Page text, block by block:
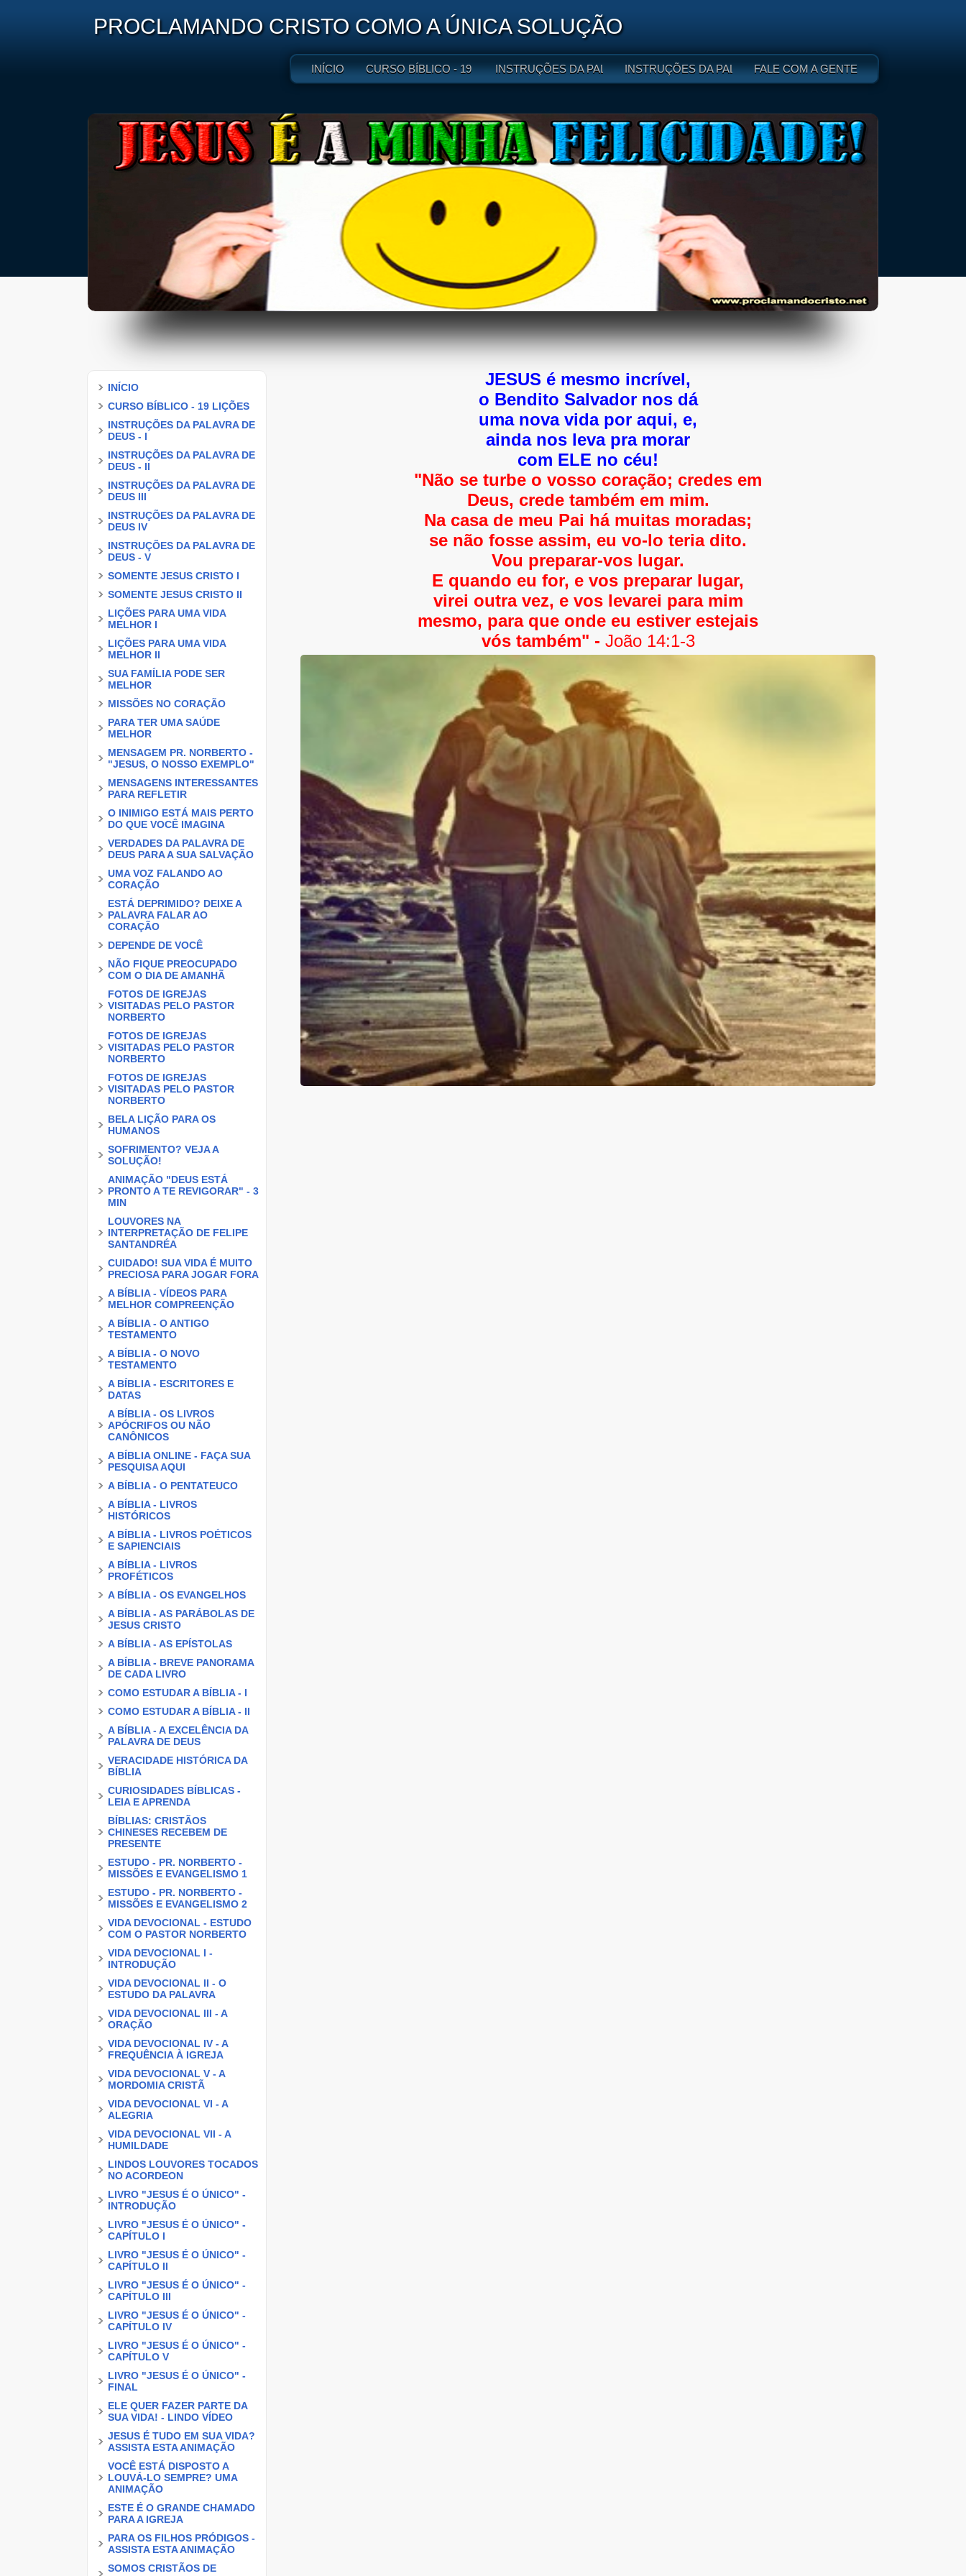
PROCLAMANDO CRISTO COMO A ÚNICA SOLUÇÃO
INÍCIO CURSO BÍBLICO - 19 LIÇÕESINSTRUÇÕES DA PALAVRA DE DEUS - IINSTRUÇÕES DA PALAVRA DE DEUS - II
FALE COM A GENTE
INÍCIO
CURSO BÍBLICO - 19 LIÇÕES
INSTRUÇÕES DA PALAVRA DE
DEUS - I
INSTRUÇÕES DA PALAVRA DE
DEUS - II
INSTRUÇÕES DA PALAVRA DE
DEUS III
INSTRUÇÕES DA PALAVRA DE
DEUS IV
INSTRUÇÕES DA PALAVRA DE
DEUS - V
SOMENTE JESUS CRISTO I
SOMENTE JESUS CRISTO II
LIÇÕES PARA UMA VIDA
MELHOR I
LIÇÕES PARA UMA VIDA
MELHOR II
SUA FAMÍLIA PODE SER
MELHOR
MISSÕES NO CORAÇÃO
PARA TER UMA SAÚDE
MELHOR
MENSAGEM PR. NORBERTO -
"JESUS, O NOSSO EXEMPLO"
MENSAGENS INTERESSANTES
PARA REFLETIR
O INIMIGO ESTÁ MAIS PERTO
DO QUE VOCÊ IMAGINA
VERDADES DA PALAVRA DE
DEUS PARA A SUA SALVAÇÃO
UMA VOZ FALANDO AO
CORAÇÃO
ESTÁ DEPRIMIDO? DEIXE A
PALAVRA FALAR AO
CORAÇÃO
DEPENDE DE VOCÊ
NÃO FIQUE PREOCUPADO
COM O DIA DE AMANHÃ
FOTOS DE IGREJAS
VISITADAS PELO PASTOR
NORBERTO
FOTOS DE IGREJAS
VISITADAS PELO PASTOR
NORBERTO
FOTOS DE IGREJAS
VISITADAS PELO PASTOR
NORBERTO
BELA LIÇÃO PARA OS
HUMANOS
SOFRIMENTO? VEJA A
SOLUÇÃO!
ANIMAÇÃO "DEUS ESTÁ
PRONTO A TE REVIGORAR" - 3
MIN
LOUVORES NA
INTERPRETAÇÃO DE FELIPE
SANTANDRÉA
CUIDADO! SUA VIDA É MUITO
PRECIOSA PARA JOGAR FORA
A BÍBLIA - VÍDEOS PARA
MELHOR COMPREENÇÃO
A BÍBLIA - O ANTIGO
TESTAMENTO
A BÍBLIA - O NOVO
TESTAMENTO
A BÍBLIA - ESCRITORES E
DATAS
A BÍBLIA - OS LIVROS
APÓCRIFOS OU NÃO
CANÔNICOS
A BÍBLIA ONLINE - FAÇA SUA
PESQUISA AQUI
A BÍBLIA - O PENTATEUCO
A BÍBLIA - LIVROS
HISTÓRICOS
A BÍBLIA - LIVROS POÉTICOS
E SAPIENCIAIS
A BÍBLIA - LIVROS
PROFÉTICOS
A BÍBLIA - OS EVANGELHOS
A BÍBLIA - AS PARÁBOLAS DE
JESUS CRISTO
A BÍBLIA - AS EPÍSTOLAS
A BÍBLIA - BREVE PANORAMA
DE CADA LIVRO
COMO ESTUDAR A BÍBLIA - I
COMO ESTUDAR A BÍBLIA - II
A BÍBLIA - A EXCELÊNCIA DA
PALAVRA DE DEUS
VERACIDADE HISTÓRICA DA
BÍBLIA
CURIOSIDADES BÍBLICAS -
LEIA E APRENDA
BÍBLIAS: CRISTÃOS
CHINESES RECEBEM DE
PRESENTE
ESTUDO - PR. NORBERTO -
MISSÕES E EVANGELISMO 1
ESTUDO - PR. NORBERTO -
MISSÕES E EVANGELISMO 2
VIDA DEVOCIONAL - ESTUDO
COM O PASTOR NORBERTO
VIDA DEVOCIONAL I -
INTRODUÇÃO
VIDA DEVOCIONAL II - O
ESTUDO DA PALAVRA
VIDA DEVOCIONAL III - A
ORAÇÃO
VIDA DEVOCIONAL IV - A
FREQUÊNCIA À IGREJA
VIDA DEVOCIONAL V - A
MORDOMIA CRISTÃ
VIDA DEVOCIONAL VI - A
ALEGRIA
VIDA DEVOCIONAL VII - A
HUMILDADE
LINDOS LOUVORES TOCADOS
NO ACORDEON
LIVRO "JESUS É O ÚNICO" -
INTRODUÇÃO
LIVRO "JESUS É O ÚNICO" -
CAPÍTULO I
LIVRO "JESUS É O ÚNICO" -
CAPÍTULO II
LIVRO "JESUS É O ÚNICO" -
CAPÍTULO III
LIVRO "JESUS É O ÚNICO" -
CAPÍTULO IV
LIVRO "JESUS É O ÚNICO" -
CAPÍTULO V
LIVRO "JESUS É O ÚNICO" -
FINAL
ELE QUER FAZER PARTE DA
SUA VIDA! - LINDO VÍDEO
JESUS É TUDO EM SUA VIDA?
ASSISTA ESTA ANIMAÇÃO
VOCÊ ESTÁ DISPOSTO A
LOUVÁ-LO SEMPRE? UMA
ANIMAÇÃO
ESTE É O GRANDE CHAMADO
PARA A IGREJA
PARA OS FILHOS PRÓDIGOS -
ASSISTA ESTA ANIMAÇÃO
SOMOS CRISTÃOS DE
JESUS é mesmo incrível,
o Bendito Salvador nos dá
uma nova vida por aqui, e,
ainda nos leva pra morar
com ELE no céu!
"Não se turbe o vosso coração; credes em
Deus, crede também em mim.
Na casa de meu Pai há muitas moradas;
se não fosse assim, eu vo-lo teria dito.
Vou preparar-vos lugar.
E quando eu for, e vos preparar lugar,
virei outra vez, e vos levarei para mim
mesmo, para que onde eu estiver estejais
vós também" - João 14:1-3